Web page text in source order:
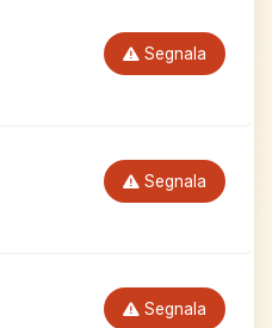
Segnala
Segnala
Segnala